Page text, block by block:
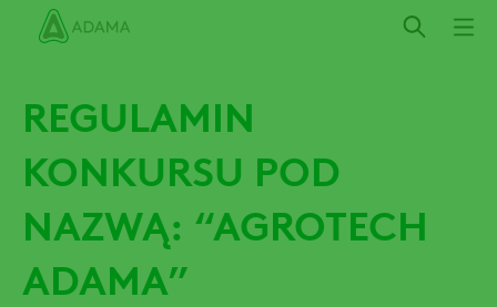
Przejdź
REGULAMIN
KONKURSU POD
NAZWĄ: “AGROTECH
ADAMA”